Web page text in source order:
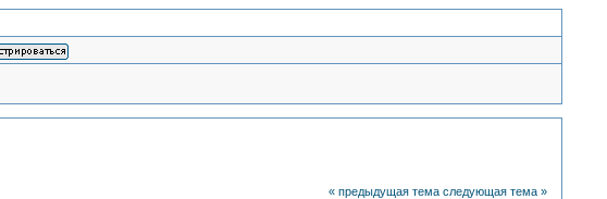
« предыдущая тема следующая тема »